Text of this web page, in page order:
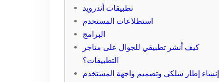
تطبيقات أندرويد
استطلاعات المستخدم
البرامج
كيف أنشر تطبيقي للجوال على متاجر
التطبيقات؟
إنشاء إطار سلكي وتصميم واجهة المستخدم